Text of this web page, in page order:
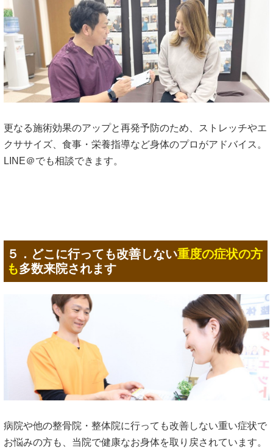
更なる施術効果のアップと再発予防のため、ストレッチやエ
クササイズ、食事・栄養指導など身体のプロがアドバイス。
LINE＠でも相談できます。
５．どこに行っても改善しない重度の症状の方
も多数来院されます
病院や他の整骨院・整体院に行っても改善しない重い症状で
お悩みの方も、当院で健康なお身体を取り戻されています。